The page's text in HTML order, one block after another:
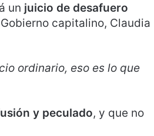
un juicio de desafuero
capitalino, Claudia
ordinario, eso es lo que
y peculado, y que no